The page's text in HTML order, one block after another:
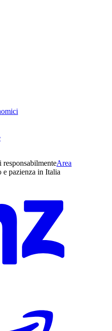
Area
e pazienza in Italia